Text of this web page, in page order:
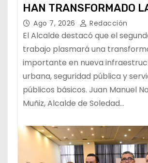
HAN TRANSFORMADO
DE LOS SOLEDENSES:
MANUEL NAVARRO
Ago 7, 2026 Redacción
El Alcalde destacó que el
trabajo plasmará una
importante en nueva
urbana, seguridad pública y
públicos básicos. Juan Manuel
Muñiz, Alcalde de Soledad…